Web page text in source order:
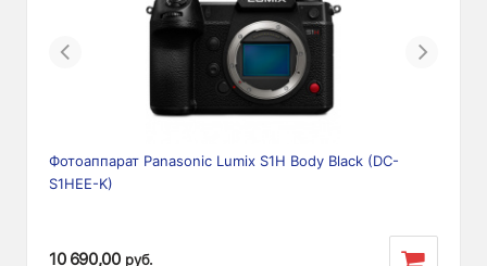
Previous Next
Фотоаппарат Panasonic Lumix S1H Body Black (DC-
S1HEE-K)
10 690,00 руб.